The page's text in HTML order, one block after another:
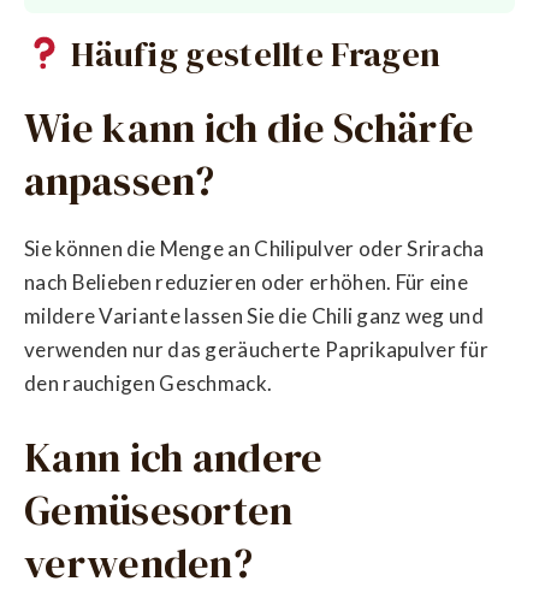
Häufig gestellte Fragen
Wie kann ich die Schärfe
anpassen?
Sie können die Menge an Chilipulver oder Sriracha
nach Belieben reduzieren oder erhöhen. Für eine
mildere Variante lassen Sie die Chili ganz weg und
verwenden nur das geräucherte Paprikapulver für
den rauchigen Geschmack.
Kann ich andere
Gemüsesorten
verwenden?